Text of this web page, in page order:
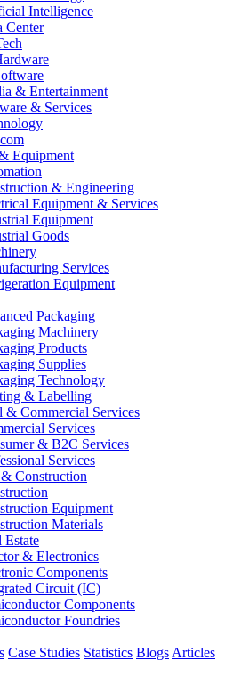
Intelligence
Center
& Entertainment
& Services
Equipment
& Engineering
Equipment & Services
Equipment
Goods
Services
Equipment
Packaging
Machinery
Products
Supplies
Technology
& Labelling
& Commercial Services
Services
& B2C Services
Services
Construction
Equipment
Materials
Estate
& Electronics
Components
Circuit (IC)
Components
Foundries
Case Studies Statistics Blogs Articles